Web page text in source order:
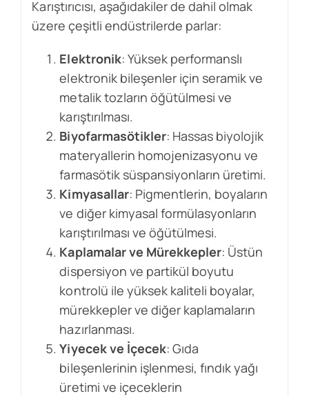
Karıştırıcısı, aşağıdakiler de dahil olmak
üzere çeşitli endüstrilerde parlar:
Elektronik: Yüksek performanslı
elektronik bileşenler için seramik ve
metalik tozların öğütülmesi ve
karıştırılması.
Biyofarmasötikler: Hassas biyolojik
materyallerin homojenizasyonu ve
farmasötik süspansiyonların üretimi.
Kimyasallar: Pigmentlerin, boyaların
ve diğer kimyasal formülasyonların
karıştırılması ve öğütülmesi.
Kaplamalar ve Mürekkepler: Üstün
dispersiyon ve partikül boyutu
kontrolü ile yüksek kaliteli boyalar,
mürekkepler ve diğer kaplamaların
hazırlanması.
Yiyecek ve İçecek: Gıda
bileşenlerinin işlenmesi, fındık yağı
üretimi ve içeceklerin